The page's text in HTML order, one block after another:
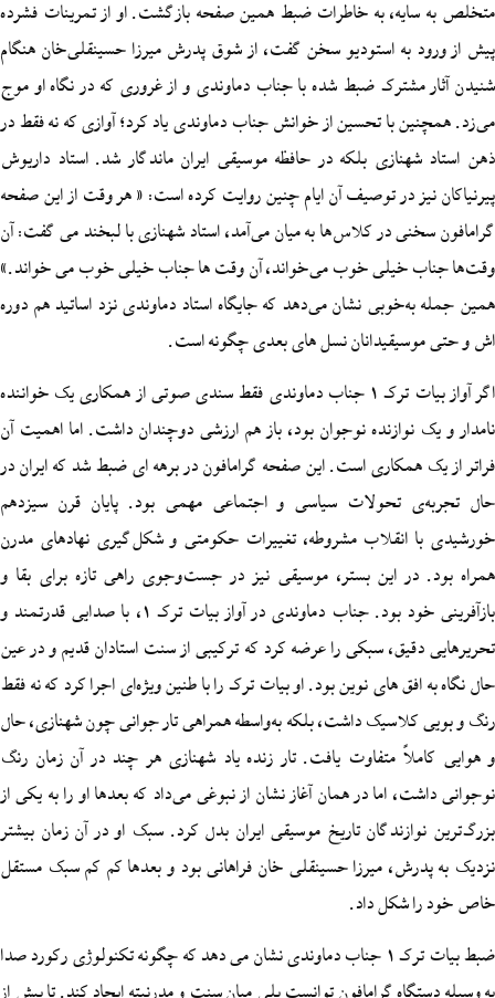
به خاطرات ضبط همین صفحه بازگشت. او از تمرینات فشرده
به استودیو سخن گفت، از شوق پدرش میرزا حسینقلی‌خان هنگام
ضبط شده با جناب دماوندی و از غروری که در نگاه او موج
با تحسین از خوانش جناب دماوندی یاد کرد؛ آوازی که نه فقط در
بلکه در حافظه موسیقی ایران ماندگار شد. استاد داریوش
در توصیف آن ایام چنین روایت کرده است: « هر وقت از این صفحه
در کلاس‌ها به میان می‌آمد، استاد شهنازی با لبخند می‌ گفت: آن
خیلی خوب می‌خواند، آن وقت ها جناب خیلی خوب می خواند.»
نشان می‌دهد که جایگاه استاد دماوندی نزد اساتید هم دوره
نسل های بعدی چگونه است.
اگر آواز بیات ترک 1 جناب دماوندی فقط سندی صوتی از همکاری یک خواننده
نوجوان بود، باز هم ارزشی دوچندان داشت. اما اهمیت آن
است. این صفحه گرامافون در برهه ای ضبط شد که ایران در
تحولات سیاسی و اجتماعی مهمی بود. پایان قرن سیزدهم
مشروطه، تغییرات حکومتی و شکل‌گیری نهادهای مدرن
این بستر، موسیقی نیز در جست‌وجوی راهی تازه برای بقا و
بازآفرینی خود بود. جناب دماوندی در آواز بیات ترک 1، با صدایی قدرتمند و
سبکی را عرضه کرد که ترکیبی از سنت استادان قدیم و در عین
های نوین بود. او بیات ترک را با طنین ویژه‌ای اجرا کرد که نه‌ فقط
داشت، بلکه به‌واسطه همراهی تار جوانی چون شهنازی، حال‌
متفاوت یافت. تار زنده یاد شهنازی هر چند در آن زمان رنگ
اما در همان آغاز نشان از نبوغی می‌داد که بعدها او را به یکی از
تاریخ موسیقی ایران بدل کرد. سبک او در آن زمان بیشتر
میرزا حسینقلی خان فراهانی بود و بعدها کم کم سبک مستقل
داد.
ضبط بیات ترک 1 جناب دماوندی نشان می‌ دهد که چگونه تکنولوژی رکورد صدا